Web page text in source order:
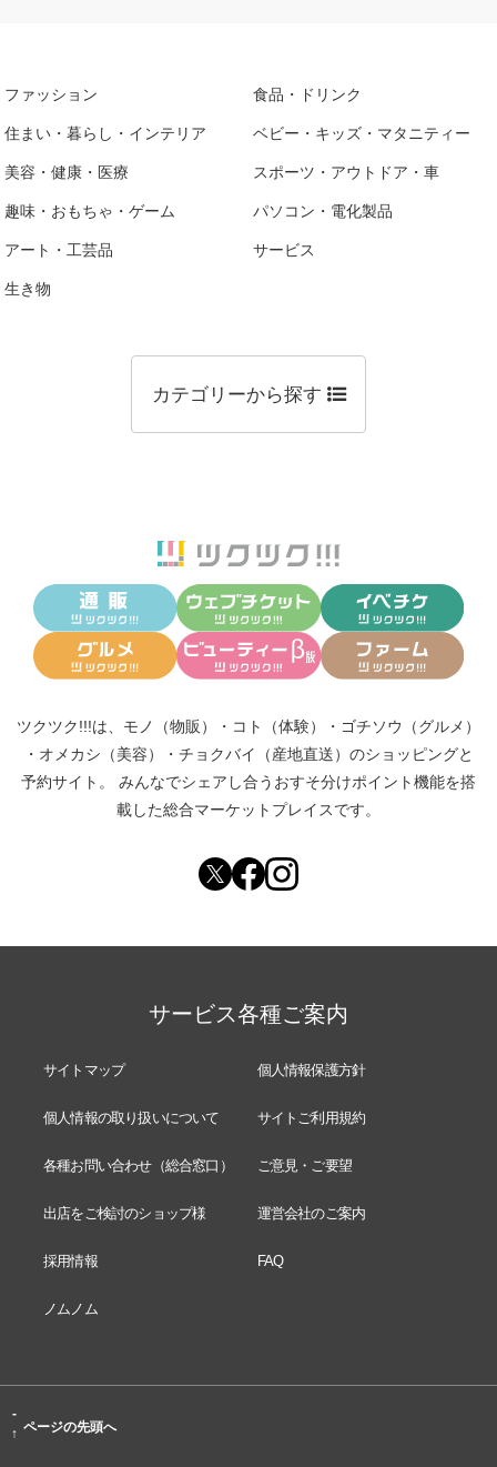
ファッション 食品・ドリンク
住まい・暮らし・インテリア ベビー・キッズ・マタニティー
美容・健康・医療 スポーツ・アウトドア・車
趣味・おもちゃ・ゲーム パソコン・電化製品
アート・工芸品 サービス
生き物
カテゴリーから探す
ツクツク!!!は、 モノ（物販） ・ コト（体験） ・ ゴチソウ（グルメ）
・ オメカシ（美容） ・ チョクバイ（産地直送） のショッピングと
予約サイト。
みんなでシェアし合う おすそ分けポイント機能を搭
載した総合マーケットプレイスです。
サービス各種ご案内
サイトマップ 個人情報保護方針
個人情報の取り扱いについて サイトご利用規約
各種お問い合わせ（総合窓口） ご意見・ご要望
出店をご検討のショップ様 運営会社のご案内
採用情報 FAQ
ノムノム
-
↑ ページの先頭へ